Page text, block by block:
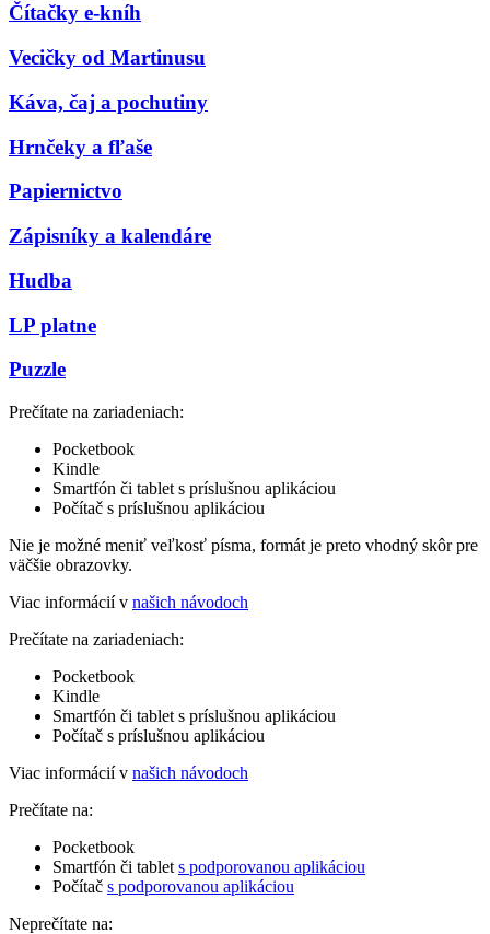
Čítačky e-kníh
Vecičky od Martinusu
Káva, čaj a pochutiny
Hrnčeky a fľaše
Papiernictvo
Zápisníky a kalendáre
Hudba
LP platne
Puzzle
Prečítate na zariadeniach:
Pocketbook
Kindle
Smartfón či tablet s príslušnou aplikáciou
Počítač s príslušnou aplikáciou
Nie je možné meniť veľkosť písma, formát je preto vhodný skôr pre
väčšie obrazovky.
Viac informácií v našich návodoch
Prečítate na zariadeniach:
Pocketbook
Kindle
Smartfón či tablet s príslušnou aplikáciou
Počítač s príslušnou aplikáciou
Viac informácií v našich návodoch
Prečítate na:
Pocketbook
Smartfón či tablet s podporovanou aplikáciou
Počítač s podporovanou aplikáciou
Neprečítate na: